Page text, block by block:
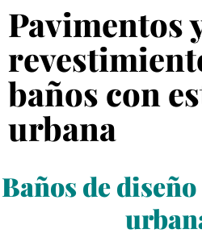
Pavimentos
baños con
urbana
Baños de